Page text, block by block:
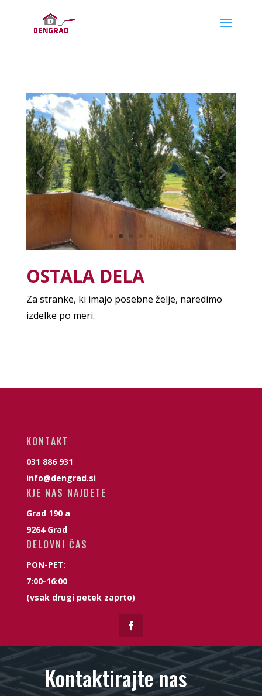
OSTALA DELA
Za stranke, ki imajo posebne želje, naredimo
izdelke po meri.
KONTAKT
031 886 931
info@dengrad.si
KJE NAS NAJDETE
Grad 190 a
9264 Grad
DELOVNI ČAS
PON-PET:
7:00-16:00
(vsak drugi petek zaprto)
Kontaktirajte nas